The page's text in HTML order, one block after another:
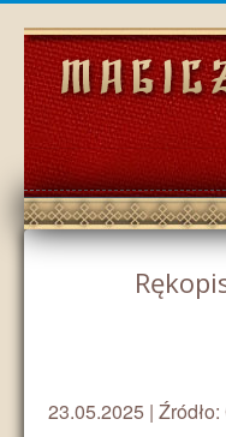
23.05.2025 |